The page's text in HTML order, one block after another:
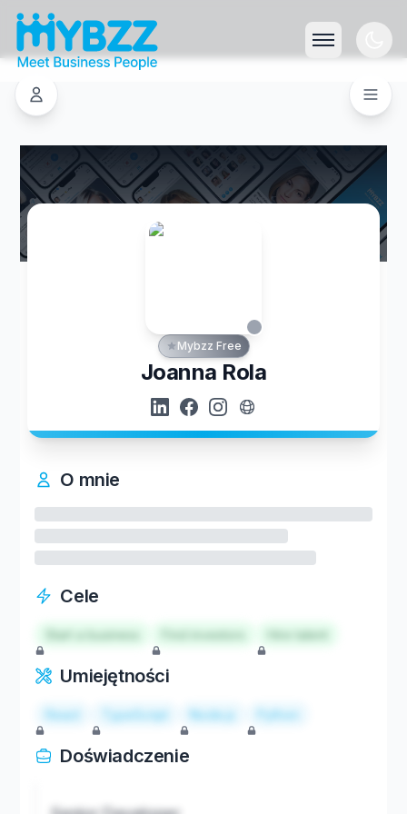
Mybzz Free
Joanna Rola
O mnie
Cele
Start a business Hire talent
Umiejętności
React TypeScript Node.js Python
Doświadczenie